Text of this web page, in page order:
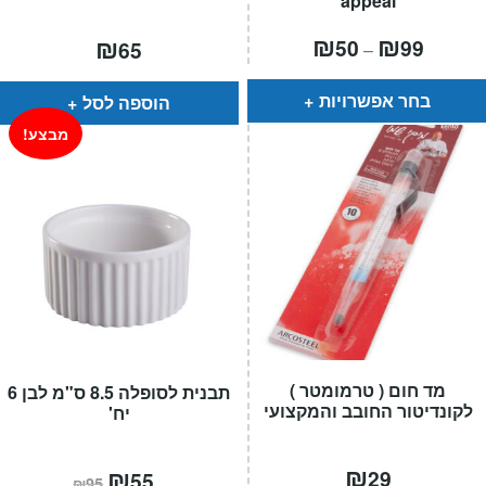
₪65
הוספה לסל
₪50 – ₪99טווח
מחירים:
⁦₪50⁩
עד
בחר אפשרויות
תבנית לסופלה 8.5 ס"מ לבן 6
יח'
מבצע!
המחיר
מד חום ( טרמומטר )
לקונדיטור החובב והמקצועי
₪29